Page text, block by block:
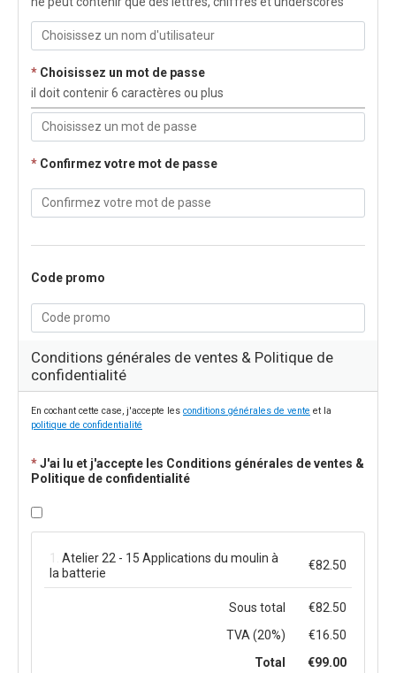
* Choisissez un mot de passe
il doit contenir 6 caractères ou plus
* Confirmez votre mot de passe
Code promo
Conditions générales de ventes & Politique de
confidentialité
En cochant cette case, j'accepte les conditions générales de vente
politique de confidentialité
*J'ai lu et j'accepte les Conditions générales de ventes &
Politique de confidentialité
1.
Atelier 22 - 15 Applications du moulin à
la batterie
€82.50
Sous total
€82.50
TVA (20%)
€16.50
Total
€99.00